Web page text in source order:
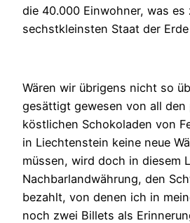
die 40.000 Einwohner, was es
sechstkleinsten Staat der
Wären wir übrigens nicht so
gesättigt gewesen von all den
köstlichen Schokoladen von
in Liechtenstein keine neue
müssen, wird doch in diesem
Nachbarlandwährung, den
bezahlt, von denen ich in
noch zwei Billets als